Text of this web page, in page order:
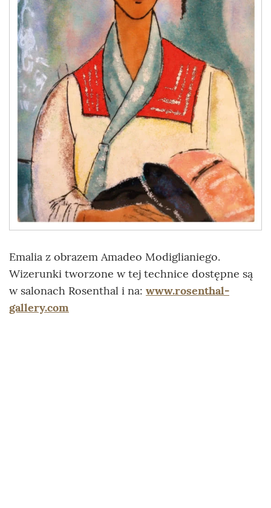
Emalia z obrazem Amadeo Modiglianiego.
Wizerunki tworzone w tej technice dostępne są
w salonach Rosenthal i na: www.rosenthal-
gallery.com